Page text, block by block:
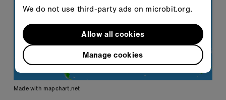
Made with mapchart.net
We do not use third-party ads on microbit.org.
Manage cookies
Allow all cookies